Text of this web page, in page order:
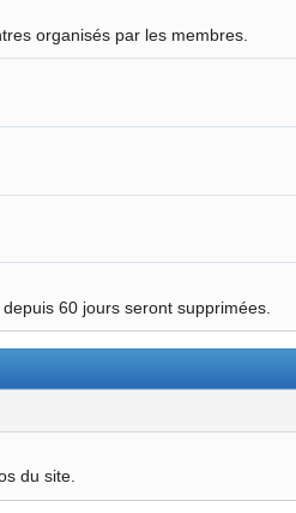
organisés par les membres.
60 jours seront supprimées.
du site.